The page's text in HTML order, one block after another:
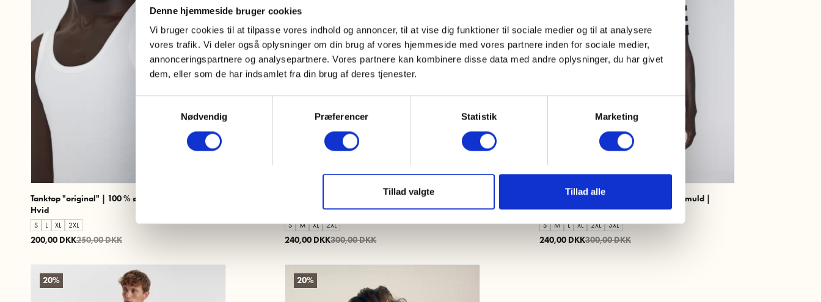
Denne hjemmeside bruger cookies
Vi bruger cookies til at tilpasse vores indhold og annoncer, til at vise dig funktioner til sociale medier og til at analysere
vores trafik. Vi deler også oplysninger om din brug af vores hjemmeside med vores partnere inden for sociale medier,
annonceringspartnere og analysepartnere. Vores partnere kan kombinere disse data med andre oplysninger, du har givet
dem, eller som de har indsamlet fra din brug af deres tjenester.
Nødvendig
Præferencer Statistik Marketing
Tillad valgte Tillad alle
Tanktop "original" | 100 % økologisk bomuld |
Hvid
S L XL 2XL
200,00 DKK250,00 DKK
T-shirt "original" | 100 % økologisk bomuld | Hvid
S M XL 2XL
240,00 DKK300,00 DKK
T-shirt "original" | 100 % økologisk bomuld |
Stribet
S M L XL 2XL 3XL
240,00 DKK300,00 DKK
20% 20%